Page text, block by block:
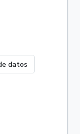
datos